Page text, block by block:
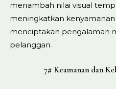
menambah nilai visual
meningkatkan kenyamanan
menciptakan pengalaman
pelanggan.
7# Keamanan dan